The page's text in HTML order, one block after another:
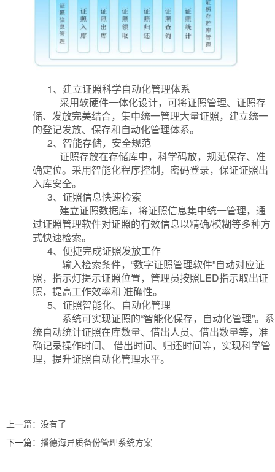
1、建立证照科学自动化管理体系
采用软硬件一体化设计，可将证照管理、证照存
储、发放完美结合，集中统一管理大量证照，建立统一
的登记发放、保存和自动化管理体系。
2、智能存储，安全规范
证照存放在存储库中，科学码放，规范保存、准
确定位。采用智能化程序控制，密码登录，保证证照出
入库安全。
3、证照信息快速检索
建立证照数据库，将证照信息集中统一管理，通
过证照管理软件对证照的有效信息以精确/模糊等多种方
式快速检索。
4、便捷完成证照发放工作
输入检索条件，“数字证照管理软件”自动对应证
照，指示灯提示证照位置，管理员按照LED指示取出证
照，提高工作效率和 准确性。
5、证照智能化、自动化管理
系统可实现证照的“智能化保存，自动化管理”。系
统自动统计证照在库数量、借出人员、借出数量等，准
确记录操作时间、 借出时间、归还时间等，实现科学管
理，提升证照自动化管理水平。
上一篇： 没有了
下一篇： 播德海异质备份管理系统方案